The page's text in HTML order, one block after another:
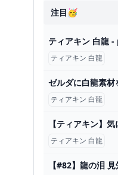
注目🥳
ティアキン 白龍
ティアキン 白龍
ティアキン 白龍
ティアキン 白龍